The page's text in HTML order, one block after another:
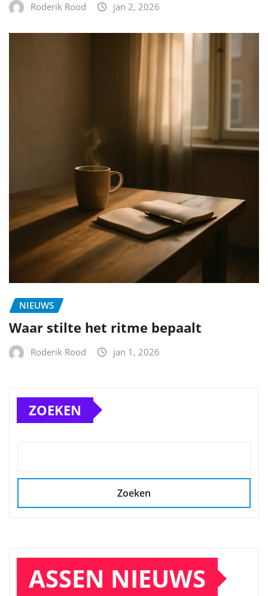
Roderik Rood jan 2, 2026
NIEUWS
Waar stilte het ritme bepaalt
Roderik Rood jan 1, 2026
ZOEKEN
Zoeken
ASSEN NIEUWS